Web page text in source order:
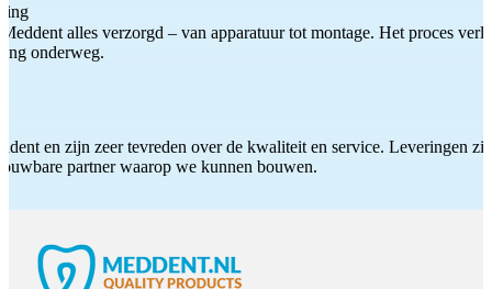
alles verzorgd – van apparatuur tot montage. Het proces
onderweg.
en zijn zeer tevreden over de kwaliteit en service. Leveringen
partner waarop we kunnen bouwen.